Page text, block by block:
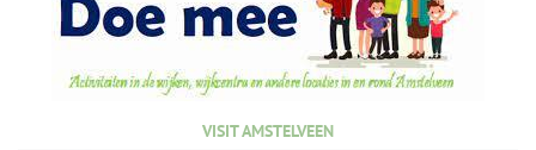
VISIT AMSTELVEEN